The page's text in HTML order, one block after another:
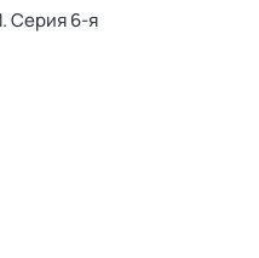
. Серия 6-я